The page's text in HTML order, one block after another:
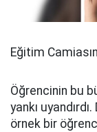
Eğitim
Öğrencinin bu
yankı
örnek bir